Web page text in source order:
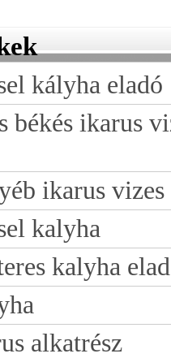
kályha eladó
békés ikarus
ikarus
kalyha
kalyha
alkatrész